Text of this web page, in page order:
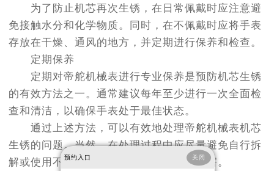
为了防止机芯再次生锈，在日常佩戴时应注意避
免接触水分和化学物质。同时，在不佩戴时应将手表
存放在干燥、通风的地方，并定期进行保养和检查。
定期保养
定期对帝舵机械表进行专业保养是预防机芯生锈
的有效方法之一。通常建议每年至少进行一次全面检
查和清洁，以确保手表处于最佳状态。
通过上述方法，可以有效地处理帝舵机械表机芯
生锈的问题。当然，在处理过程中应尽量避免自行拆
解或使用不当的方法，以免造成更大的损害。
预约入口 关闭